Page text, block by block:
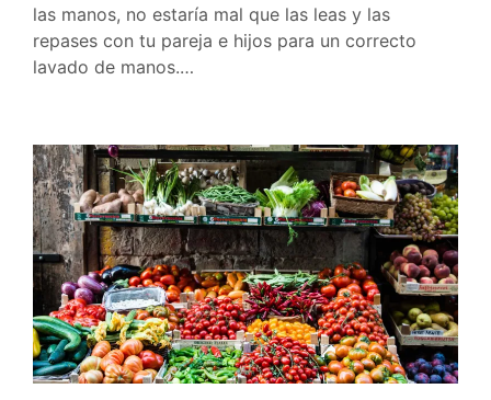
las manos, no estaría mal que las leas y las
repases con tu pareja e hijos para un correcto
lavado de manos.…